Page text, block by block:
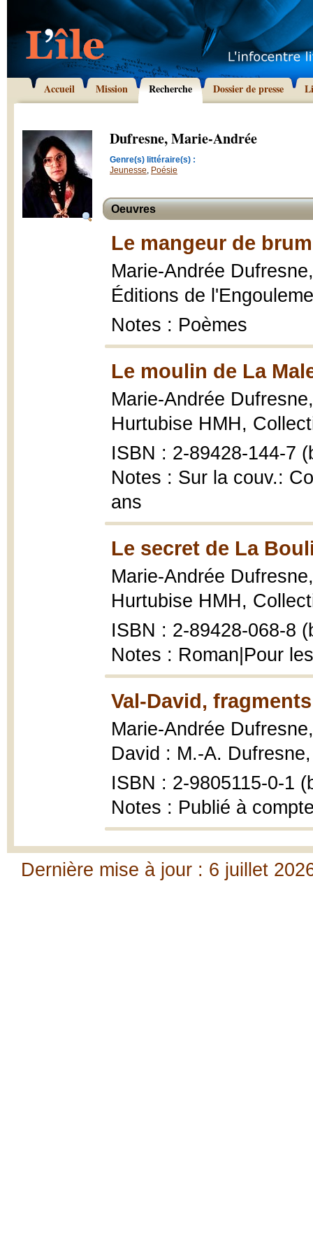
Accueil Mission Recherche Dossier de presse
Dufresne, Marie-Andrée
Genre(s) littéraire(s) :
Jeunesse, Poésie
Oeuvres
Le mangeur de
Marie-Andrée
Éditions de
Notes : Poèmes
Le moulin de La
Marie-Andrée
Hurtubise HMH,
ISBN : 2-89428-144-7
Notes : Sur la couv.:
ans
Le secret de La
Marie-Andrée
Hurtubise HMH,
ISBN : 2-89428-068-8
Notes : Roman|Pour
Val-David,
Marie-Andrée
David : M.-A.
ISBN : 2-9805115-0-1
Notes : Publié à
Dernière mise à jour : 6 juillet